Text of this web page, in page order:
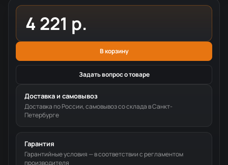
4 221 р.
В корзину
Задать вопрос о товаре
Доставка и самовывоз
Доставка по России, самовывоз со склада в Санкт-
Петербурге
Гарантия
Гарантийные условия — в соответствии с регламентом
производителя